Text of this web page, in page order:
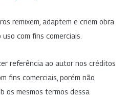
remixem, adaptem e criem obra
com fins comerciais.
referência ao autor nos créditos
fins comerciais, porém não
os mesmos termos dessa